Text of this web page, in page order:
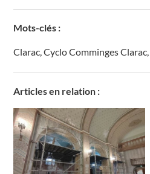
Mots-clés :
Clarac Cyclo Comminges Clarac
Articles en relation :